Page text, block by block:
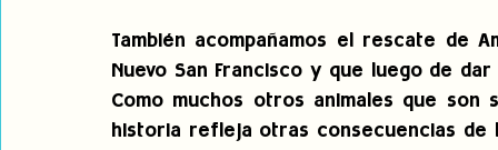
También acompañamos el rescate de
Nuevo San Francisco y que luego de
Como muchos otros animales que son
historia refleja otras consecuencias de